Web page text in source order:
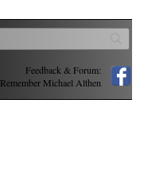
Feedback & Forum:
Remember Michael Althen